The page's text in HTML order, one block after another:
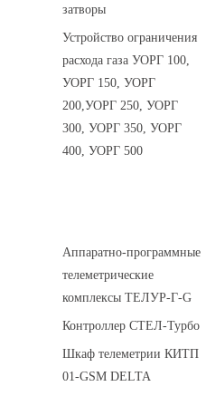
затворы
Устройство ограничения
расхода газа УОРГ 100,
УОРГ 150, УОРГ
200,УОРГ 250, УОРГ
300, УОРГ 350, УОРГ
400, УОРГ 500
Аппаратно-программные
телеметрические
комплексы ТЕЛУР-Г-G
Контроллер СТЕЛ-Турбо
Шкаф телеметрии КИТП
01-GSM DELTA